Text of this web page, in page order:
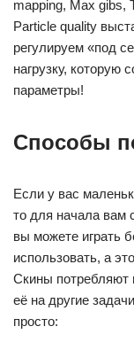
mapping, Max gibs,
Particle quality
регулируем «под
нагрузку, которую
параметры!
Способы
Если у вас
то для начала вам
вы можете играть
использовать, а
Скины потребляют
её на другие
просто: